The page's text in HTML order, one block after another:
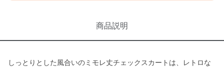
商品説明
しっとりとした風合いのミモレ丈チェックスカートは、レトロな